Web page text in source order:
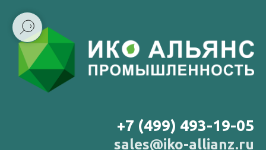
+7 (499) 493-19-05
sales@iko-allianz.ru